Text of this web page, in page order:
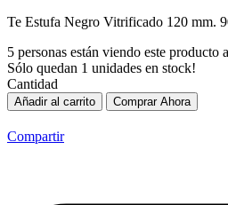
Te Estufa Negro Vitrificado 120 mm.
5 personas están viendo este producto
Sólo quedan 1 unidades en stock!
Cantidad
Añadir al carrito Comprar Ahora
Compartir